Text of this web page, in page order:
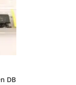
DB